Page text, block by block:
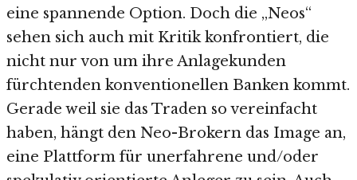
eine spannende Option. Doch die „Neos“
sehen sich auch mit Kritik konfrontiert, die
nicht nur von um ihre Anlagekunden
fürchtenden konventionellen Banken kommt.
Gerade weil sie das Traden so vereinfacht
haben, hängt den Neo-Brokern das Image an,
eine Plattform für unerfahrene und/oder